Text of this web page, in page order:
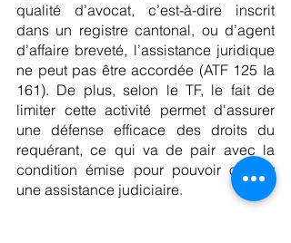
qualité d’avocat, c’est-à-dire inscrit
dans un registre cantonal, ou d’agent
d’affaire breveté, l’assistance juridique
ne peut pas être accordée (ATF 125 Ia
161). De plus, selon le TF, le fait de
limiter cette activité permet d'assurer
une défense efficace des droits du
requérant, ce qui va de pair avec la
condition émise pour pouvoir obtenir
une assistance judiciaire.